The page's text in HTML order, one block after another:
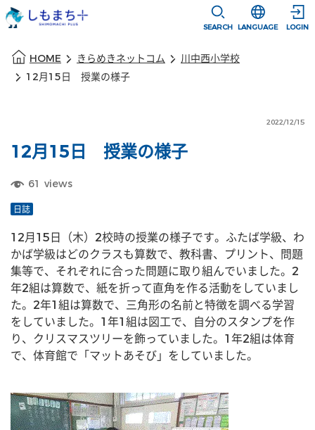
SEARCH
選択すると言
LANGUAGE LOGIN
HOME きらめきネットコム
川中西小学校
12月15日 授業の様子
2022/12/15
12月15日 授業の様子
61 views
日誌
12月15日（木）2校時の授業の様子です。ふたば学級、わ
かば学級はどのクラスも算数で、教科書、プリント、問題
集等で、それぞれに合った問題に取り組んでいました。2
年2組は算数で、紙を折って直角を作る活動をしていまし
た。2年1組は算数で、三角形の名前と特徴を調べる学習
をしていました。1年1組は図工で、自分のスタンプを作
り、クリスマスツリーを飾っていました。1年2組は体育
で、体育館で「マットあそび」をしていました。